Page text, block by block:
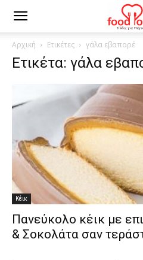
Αρχική Ετικέτες γάλα εβαπορέ
Ετικέτα: γάλα
Κέικ
Πανεύκολο κέικ με
& Σοκολάτα σαν